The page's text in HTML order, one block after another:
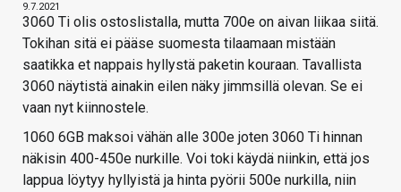
9.7.2021
3060 Ti olis ostoslistalla, mutta 700e on aivan liikaa siitä.
Tokihan sitä ei pääse suomesta tilaamaan mistään
saatikka et nappais hyllystä paketin kouraan. Tavallista
3060 näytistä ainakin eilen näky jimmsillä olevan. Se ei
vaan nyt kiinnostele.
1060 6GB maksoi vähän alle 300e joten 3060 Ti hinnan
näkisin 400-450e nurkille. Voi toki käydä niinkin, että jos
lappua löytyy hyllyistä ja hinta pyörii 500e nurkilla, niin